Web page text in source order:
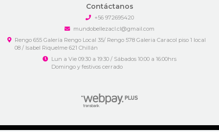
Contáctanos
+56 972695420
mundobellezacl.cl@gmail.com
Rengo 655 Galería Rengo Local 35/ Rengo 578 Galeria Caracol piso 1 local
08 / Isabel Riquelme 621 Chillán
Lun a Vie 09:30 a 19:30 / Sábados 10:00 a 16:00hrs
Domingo y festivos cerrado